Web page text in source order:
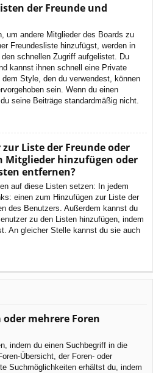
der Freunde und
um andere Mitglieder des Boards zu
Freundesliste hinzufügst, werden in
schnellen Zugriff aufgelistet. Du
kannst ihnen schnell eine Private
Style, den du verwendest, können
sein. Wenn du einen
seine Beiträge standardmäßig nicht.
Liste der Freunde oder
Mitglieder hinzufügen oder
entfernen?
auf diese Listen setzen: In jedem
einen zum Hinzufügen zur Liste der
des Benutzers. Außerdem kannst du
zu den Listen hinzufügen, indem
An gleicher Stelle kannst du sie auch
mehrere Foren
indem du einen Suchbegriff in die
Übersicht, der Foren- oder
Suchmöglichkeiten erhältst du, indem